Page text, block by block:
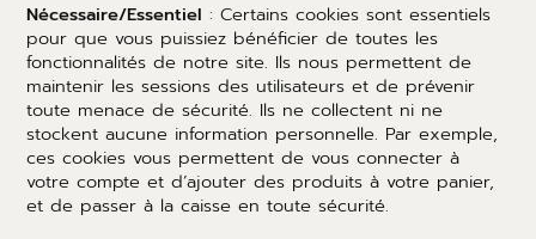
Nécessaire/Essentiel : Certains cookies sont essentiels
pour que vous puissiez bénéficier de toutes les
fonctionnalités de notre site. Ils nous permettent de
maintenir les sessions des utilisateurs et de prévenir
toute menace de sécurité. Ils ne collectent ni ne
stockent aucune information personnelle. Par exemple,
ces cookies vous permettent de vous connecter à
votre compte et d’ajouter des produits à votre panier,
et de passer à la caisse en toute sécurité.